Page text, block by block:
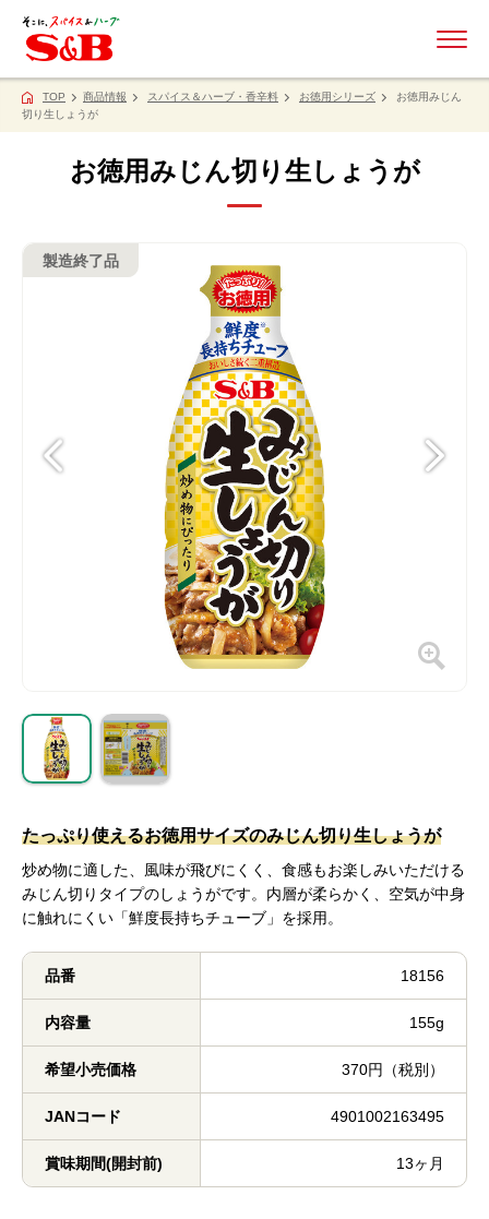
TOP 商品情報 スパイス＆ハーブ・香辛料 お徳用シリーズ
お徳用みじん
切り生しょうが
お徳用みじん切り生しょうが
製造終了品
たっぷり使えるお徳用サイズのみじん切り生しょうが
炒め物に適した、風味が飛びにくく、食感もお楽しみいただける
みじん切りタイプのしょうがです。内層が柔らかく、空気が中身
に触れにくい「鮮度長持ちチューブ」を採用。
品番 18156
内容量 155g
希望小売価格 370円（税別）
JANコード 4901002163495
賞味期間(開封前) 13ヶ月